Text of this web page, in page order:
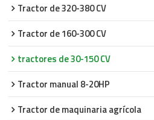
Tractor de 320-380 CV
Tractor de 160-300 CV
tractores de 30-150 CV
Tractor manual 8-20HP
Tractor de maquinaria agrícola